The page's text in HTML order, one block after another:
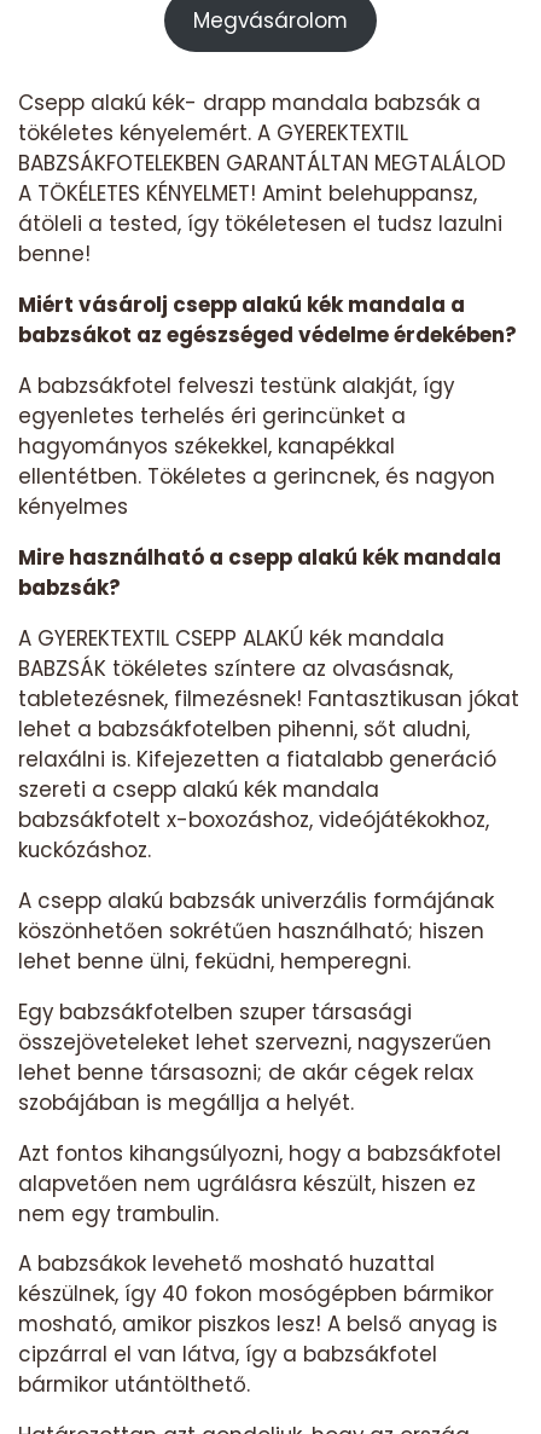
Megvásárolom
Csepp alakú kék- drapp mandala babzsák a
tökéletes kényelemért. A GYEREKTEXTIL
BABZSÁKFOTELEKBEN GARANTÁLTAN MEGTALÁLOD
A TÖKÉLETES KÉNYELMET! Amint belehuppansz,
átöleli a tested, így tökéletesen el tudsz lazulni
benne!
Miért vásárolj csepp alakú kék mandala a
babzsákot az egészséged védelme érdekében?
A babzsákfotel felveszi testünk alakját, így
egyenletes terhelés éri gerincünket a
hagyományos székekkel, kanapékkal
ellentétben. Tökéletes a gerincnek, és nagyon
kényelmes
Mire használható a csepp alakú kék mandala
babzsák?
A GYEREKTEXTIL CSEPP ALAKÚ kék mandala
BABZSÁK tökéletes színtere az olvasásnak,
tabletezésnek, filmezésnek! Fantasztikusan jókat
lehet a babzsákfotelben pihenni, sőt aludni,
relaxálni is. Kifejezetten a fiatalabb generáció
szereti a csepp alakú kék mandala
babzsákfotelt x-boxozáshoz, videójátékokhoz,
kuckózáshoz.
A csepp alakú babzsák univerzális formájának
köszönhetően sokrétűen használható; hiszen
lehet benne ülni, feküdni, hemperegni.
Egy babzsákfotelben szuper társasági
összejöveteleket lehet szervezni, nagyszerűen
lehet benne társasozni; de akár cégek relax
szobájában is megállja a helyét.
Azt fontos kihangsúlyozni, hogy a babzsákfotel
alapvetően nem ugrálásra készült, hiszen ez
nem egy trambulin.
A babzsákok levehető mosható huzattal
készülnek, így 40 fokon mosógépben bármikor
mosható, amikor piszkos lesz! A belső anyag is
cipzárral el van látva, így a babzsákfotel
bármikor utántölthető.